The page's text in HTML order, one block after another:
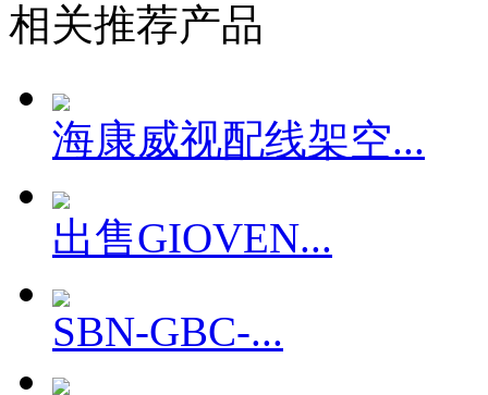
相关推荐产品
海康威视配线架空...
出售GIOVEN...
SBN-GBC-...